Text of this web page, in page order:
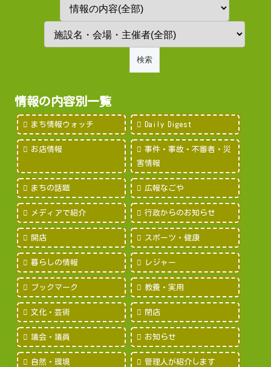
情報の内容別一覧
まち情報ウォッチ Daily Digest
お店情報
事件・事故・不審者・災
害情報
まちの話題 広報なごや
メディアで紹介 行政からのお知らせ
開店 スポーツ・健康
暮らしの情報 レジャー
ブックマーク 教養・実用
文化・芸術 閉店
議会・議員 お知らせ
自然・環境 管理人が紹介します